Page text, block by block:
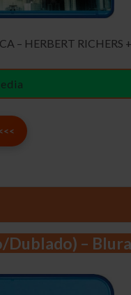
– HERBERT RICHERS
Dublado) –